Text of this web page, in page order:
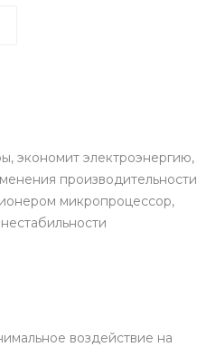
экономит электроэнергию,
производительности
микропроцессор,
воздействие на